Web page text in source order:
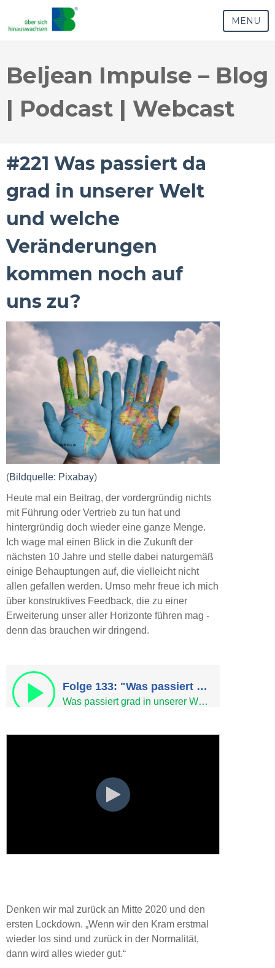
MENU
Beljean Impulse – Blog
| Podcast | Webcast
#221 Was passiert da
grad in unserer Welt
und welche
Veränderungen
kommen noch auf
uns zu?
(Bildquelle: Pixabay)
Heute mal ein Beitrag, der vordergründig nichts
mit Führung oder Vertrieb zu tun hat und
hintergründig doch wieder eine ganze Menge.
Ich wage mal einen Blick in die Zukunft der
nächsten 10 Jahre und stelle dabei naturgemäß
einige Behauptungen auf, die vielleicht nicht
allen gefallen werden. Umso mehr freue ich mich
über konstruktives Feedback, die zu einer
Erweiterung unser aller Horizonte führen mag -
denn das brauchen wir dringend.
Denken wir mal zurück an Mitte 2020 und den
ersten Lockdown. „Wenn wir den Kram erstmal
wieder los sind und zurück in der Normalität,
dann wird alles wieder gut.“